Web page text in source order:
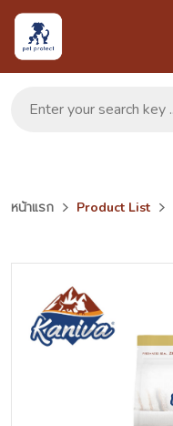
หน้าแรก Product List